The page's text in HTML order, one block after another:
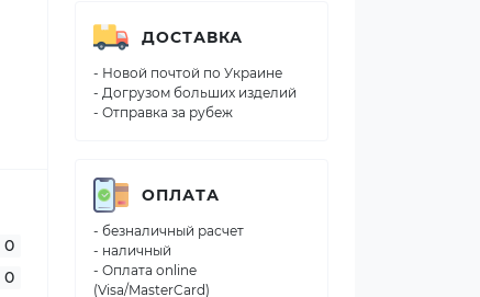
0
0
ДОСТАВКА
- Новой почтой по Украине
- Догрузом больших изделий
- Отправка за рубеж
ОПЛАТА
- безналичный расчет
- наличный
- Оплата online
(Visa/MasterCard)